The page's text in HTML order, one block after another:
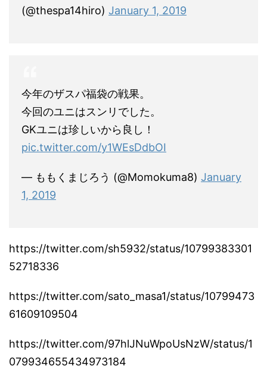
(@thespa14hiro) January 1, 2019
今年のザスパ福袋の戦果。
今回のユニはスンリでした。
GKユニは珍しいから良し！
pic.twitter.com/y1WEsDdbOI
— ももくまじろう (@Momokuma8) January
1, 2019
https://twitter.com/sh5932/status/10799383301
52718336
https://twitter.com/sato_masa1/status/10799473
61609109504
https://twitter.com/97hlJNuWpoUsNzW/status/1
079934655434973184